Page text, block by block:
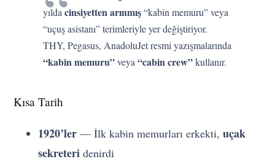
yıldacinsiyetten arınmış“kabin memuru” veya
“uçuş asistanı” terimleriyle yer değiştiriyor.
THY, Pegasus, AnadoluJet resmi yazışmalarında
“kabin memuru”veya“cabin crew”kullanır.
Kısa Tarih
1920’ler — İlk kabin memurları erkekti,uçak
sekreteri denirdi